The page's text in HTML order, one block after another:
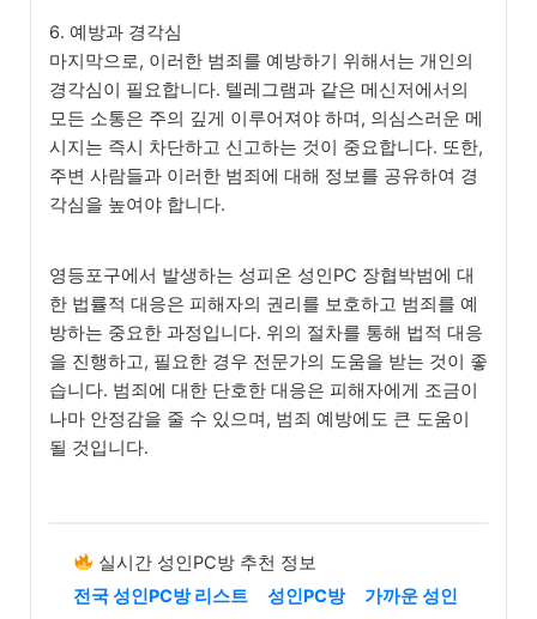
6. 예방과 경각심
마지막으로, 이러한 범죄를 예방하기 위해서는 개인의
경각심이 필요합니다. 텔레그램과 같은 메신저에서의
모든 소통은 주의 깊게 이루어져야 하며, 의심스러운 메
시지는 즉시 차단하고 신고하는 것이 중요합니다. 또한,
주변 사람들과 이러한 범죄에 대해 정보를 공유하여 경
각심을 높여야 합니다.
영등포구에서 발생하는 성피온 성인PC 장협박범에 대
한 법률적 대응은 피해자의 권리를 보호하고 범죄를 예
방하는 중요한 과정입니다. 위의 절차를 통해 법적 대응
을 진행하고, 필요한 경우 전문가의 도움을 받는 것이 좋
습니다. 범죄에 대한 단호한 대응은 피해자에게 조금이
나마 안정감을 줄 수 있으며, 범죄 예방에도 큰 도움이
될 것입니다.
실시간 성인PC방 추천 정보
전국 성인PC방 리스트
성인PC방
가까운 성인